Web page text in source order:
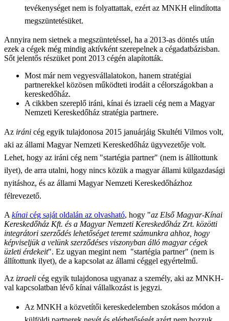
tevékenységet nem is folyattattak, ezért az MNKH elindította
megszüntetésüket.
Annyira nem sietnek a megszüntetéssel, ha a 2013-as döntés után
ezek a cégek még mindig aktívként szerepelnek a cégadatbázisban.
Sőt jelentős részüket pont 2013 cégén alapították.
Most már nem vegyesvállalatokon, hanem stratégiai
partnerekkel közösen működteti irodáit a célországokban a
kereskedőház.
A cikkben szereplő iráni, kínai és izraeli cég nem a Magyar
Nemzeti Kereskedőház stratégia partnere.
Az iráni cég egyik tulajdonosa 2015 januárjáig Skultéti Vilmos volt,
aki az állami Magyar Nemzeti Kereskedőház ügyvezetője volt.
Lehet, hogy az iráni cég nem "startégia partner" (nem is állítottunk
ilyet), de arra utalni, hogy nincs közük a magyar állami külgazdasági
nyitáshoz, és az állami Magyar Nemzeti Kereskedőházhoz
félrevezető.
A kínai cég saját oldalán az olvasható, hogy "az Első Magyar-Kínai
Kereskedőház Kft. és a Magyar Nemzeti Kereskedőház Zrt. közötti
integrátori szerződés lehetőséget teremt számunkra ahhoz, hogy
képviseljük a velünk szerződéses viszonyban álló magyar cégek
üzleti érdekeit". Ez ugyan megint nem "startégia partner" (nem is
állítottunk ilyet), de a kapcsolat az állami céggel egyértelmű.
Az izraeli cég egyik tulajdonosa ugyanaz a személy, aki az MNKH-
val kapcsolatban lévő kínai vállalkozást is jegyzi.
Az MNKH a közvetítői kereskedelemben szokásos módon a